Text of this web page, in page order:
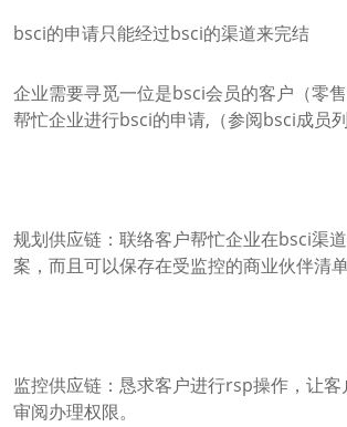
bsci的申请只能经过bsci的渠道来完结
企业需要寻觅一位是bsci会员的客户（零
帮忙企业进行bsci的申请,（参阅bsci成员列
规划供应链：联络客户帮忙企业在bsci渠
案，而且可以保存在受监控的商业伙伴清单
监控供应链：恳求客户进行rsp操作，让客
审阅办理权限。